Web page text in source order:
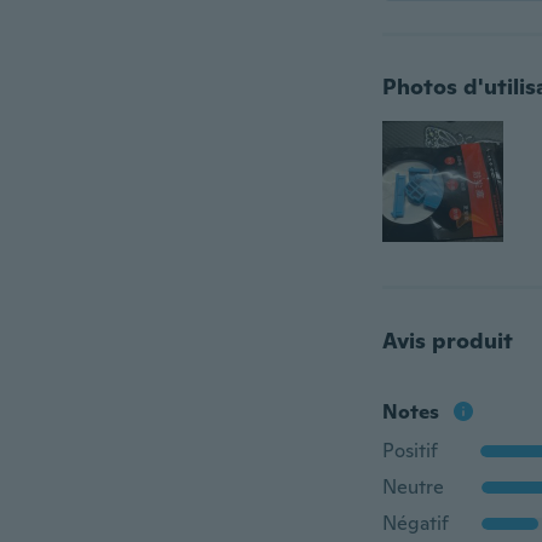
Photos
Avis produit
Notes
Positif
Neutre
Négatif